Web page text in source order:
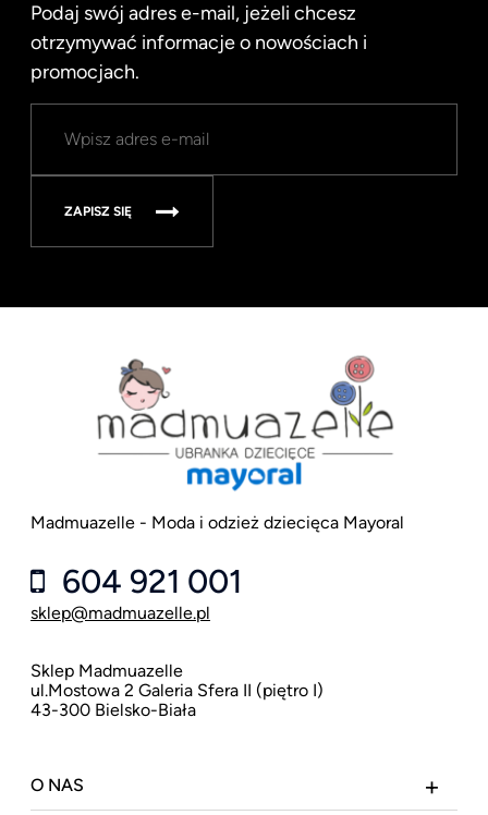
Podaj swój adres e-mail, jeżeli chcesz
otrzymywać informacje o nowościach i
promocjach.
ZAPISZ SIĘ
Madmuazelle - Moda i odzież dziecięca Mayoral
604 921 001
sklep@madmuazelle.pl
Sklep Madmuazelle
ul.Mostowa 2 Galeria Sfera II (piętro I)
43-300 Bielsko-Biała
O NAS